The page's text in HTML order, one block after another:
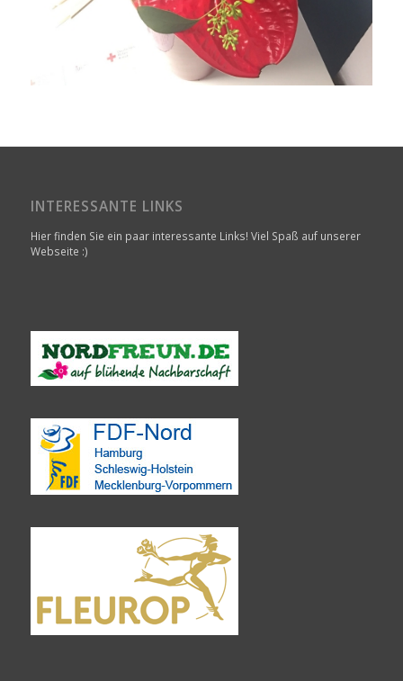
INTERESSANTE LINKS
Hier finden Sie ein paar interessante Links! Viel Spaß auf unserer
Webseite :)